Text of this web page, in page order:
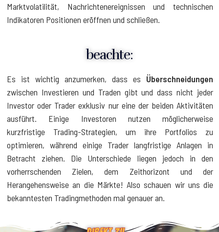
Marktvolatilität, Nachrichtenereignissen und technischen
Indikatoren Positionen eröffnen und schließen.
beachte:
Es ist wichtig anzumerken, dass es Überschneidungen
zwischen Investieren und Traden gibt und dass nicht jeder
Investor oder Trader exklusiv nur eine der beiden Aktivitäten
ausführt. Einige Investoren nutzen möglicherweise
kurzfristige Trading-Strategien, um ihre Portfolios zu
optimieren, während einige Trader langfristige Anlagen in
Betracht ziehen. Die Unterschiede liegen jedoch in den
vorherrschenden Zielen, dem Zeithorizont und der
Herangehensweise an die Märkte! Also schauen wir uns die
bekanntesten Tradingmethoden mal genauer an.